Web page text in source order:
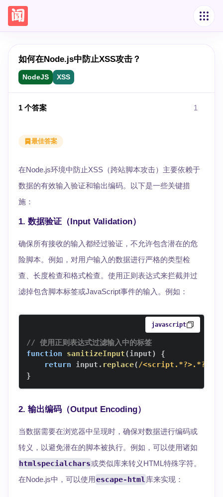
如何在Node.js中防止XSS攻击？
NodeJS XSS
1 个答案 1
最佳答案
在Node.js环境中防止XSS（跨站脚本攻击）主要依赖于
数据的有效输入验证和输出编码。以下是一些关键措
施：
1. 数据验证（Input Validation）
确保所有接收的输入都经过验证，不允许包含潜在的危
险脚本。例如，对用户输入的数据进行严格的类型检
查、长度检查和格式检查。使用正则表达式来拦截并过
滤掉包含脚本标签或JavaScript事件的输入。例如：
javascript
// 使用正则表达式过滤输入中的标签
function
sanitizeInput(input)
{
return input . replace(/<script.*?>.*?<\/
}
2. 输出编码（Output Encoding）
当数据需要在浏览器中呈现时，确保对数据进行编码或
转义，以避免潜在的脚本被执行。例如，可以使用诸如
htmlspecialchars或类似库来转义HTML特殊字符。
在Node.js中，可以使用escape-html 库来实现：